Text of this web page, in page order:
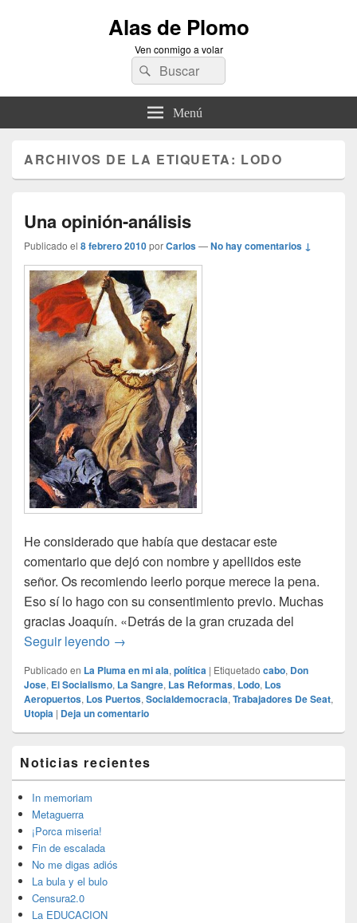
Alas de Plomo
Ven conmigo a volar
Buscar
por:
Buscar
Menú
ARCHIVOS DE LA ETIQUETA: LODO
Una opinión-análisis
Publicado el 8 febrero 2010porCarlos—No hay comentarios ↓
He considerado que había que destacar este
comentario que dejó con nombre y apellidos este
señor. Os recomiendo leerlo porque merece la pena.
Eso sí lo hago con su consentimiento previo. Muchas
gracias Joaquín. «Detrás de la gran cruzada del
Seguir leyendo Una opinión-análisis
→
Publicado en La Pluma en mi ala, política | Etiquetado cabo, Don
Jose, El Socialismo, La Sangre, Las Reformas, Lodo, Los
Aeropuertos, Los Puertos, Socialdemocracia, Trabajadores De Seat,
Utopia | Deja un comentario
área
de
widget
barra
lateral
primaria
Noticias recientes
In memoriam
Metaguerra
¡Porca miseria!
Fin de escalada
No me digas adiós
La bula y el bulo
Censura2.0
La EDUCACION